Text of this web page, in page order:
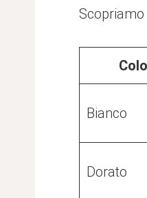
Scopriamo
Bianco
Dorato